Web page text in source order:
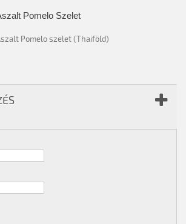
Pomelo Szelet
Pomelo szelet (Thaiföld)